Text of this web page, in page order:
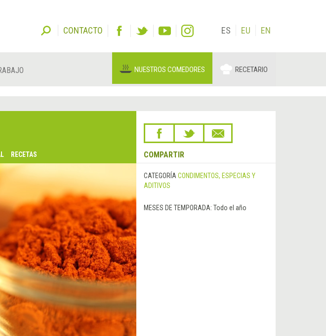
CONTACTO ES EU EN
NUESTROS COMEDORES RECETARIO
RECETAS COMPARTIR
CATEGORÍA CONDIMENTOS, ESPECIAS Y
ADITIVOS
MESES DE TEMPORADA: Todo el año